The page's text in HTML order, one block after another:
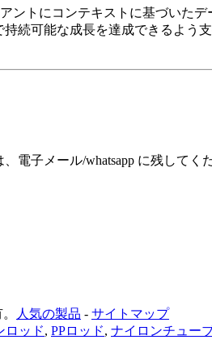
アントにコンテキストに基づい
続可能な成長を達成できるよう
電子メール/whatsapp に残してく
人気の製品 - サイトマップ
ロッド, PPロッド, ナイロンチュー